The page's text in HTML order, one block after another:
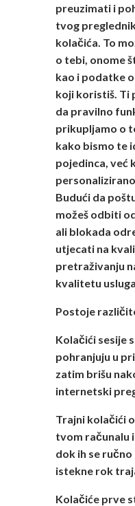
preuzimati i
tvog
kolačića. To
o tebi, onome
kao i podatke
koji koristiš. Ti
da pravilno
prikupljamo o
kako bismo te
pojedinca, već
Budući da
možeš odbiti
ali blokada
utjecati na
pretraživanju
kvalitetu
Postoje
Kolačići sesije
pohranjuju u
zatim brišu
internetski
Trajni kolačići
tvom računalu
dok ih se
istekne rok
Kolačiće prve